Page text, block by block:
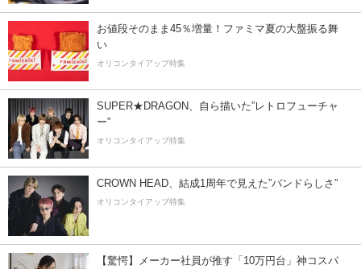
お値段そのまま45％増量！ファミマ夏の大盤振る舞
い
オリコンタイアップ特集
SUPER★DRAGON、自ら描いた”レトロフューチャ
ー”
オリコンタイアップ特集
CROWN HEAD、結成1周年で見えた”バンドらしさ”
オリコンタイアップ特集
【驚愕】メーカー社員が推す「10万円台」神コスパ